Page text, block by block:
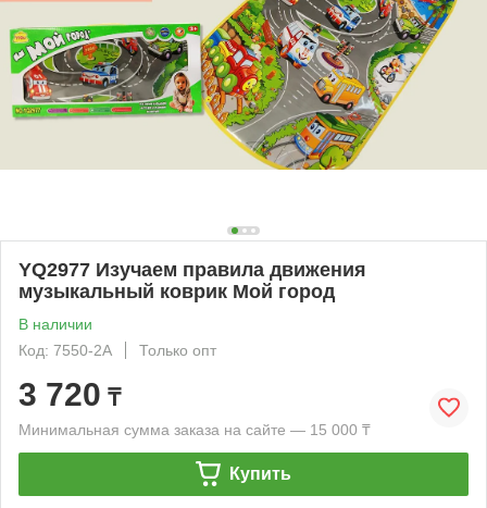
YQ2977 Изучаем правила движения
музыкальный коврик Мой город
В наличии
Код: 7550-2A
Только опт
3 720 ₸
Минимальная сумма заказа на сайте — 15 000 ₸
Купить